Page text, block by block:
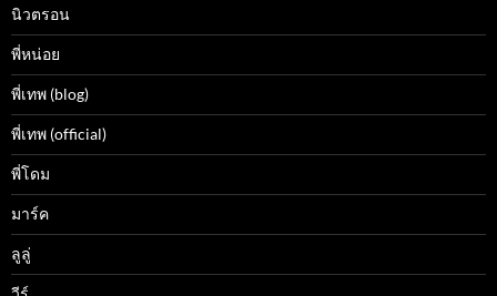
นิวตรอน
พี่หน่อย
พี่เทพ (blog)
พี่เทพ (official)
พี่โดม
มาร์ค
ลูลู่